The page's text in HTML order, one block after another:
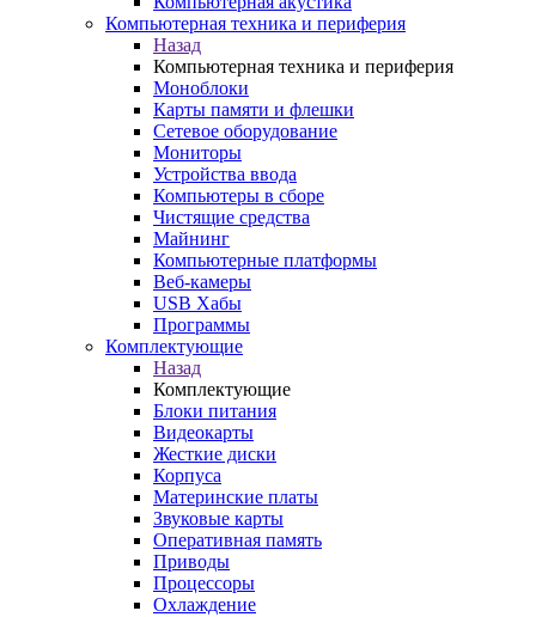
Компьютерная техника и периферия
Назад
Компьютерная техника и периферия
Моноблоки
Карты памяти и флешки
Сетевое оборудование
Мониторы
Устройства ввода
Компьютеры в сборе
Чистящие средства
Майнинг
Компьютерные платформы
Веб-камеры
USB Хабы
Программы
Комплектующие
Назад
Комплектующие
Блоки питания
Видеокарты
Жесткие диски
Корпуса
Материнские платы
Звуковые карты
Оперативная память
Приводы
Процессоры
Охлаждение